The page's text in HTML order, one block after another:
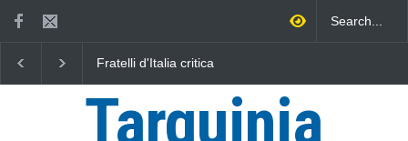
Fratelli d'Italia critica
dell'addizionale IRPEF: "una
stangata per i cittadini"
Viterbo uniti nella
mare
Tarquinia